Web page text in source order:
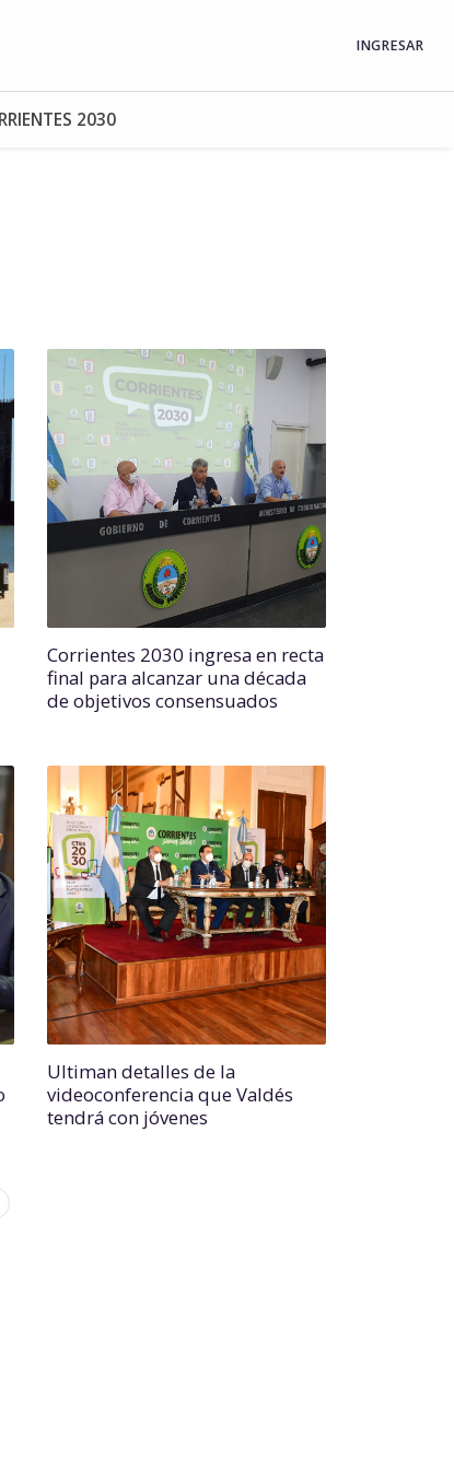
INGRESAR
2030
Corrientes 2030 ingresa en recta
final para alcanzar una década
de objetivos consensuados
Ultiman detalles de la
videoconferencia que Valdés
tendrá con jóvenes